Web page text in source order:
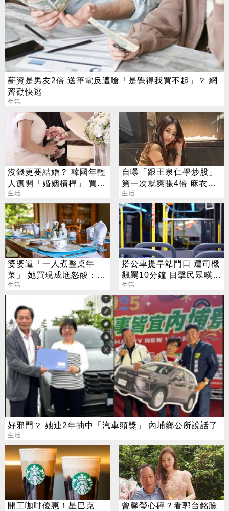
薪資是男友2倍 送筆電反遭嗆「是覺得我買不起」？ 網
齊勸快逃
生活
沒錢更要結婚？ 韓國年輕
人瘋開「婚姻槓桿」 買房
拚翻轉階級
生活
自曝「跟王泉仁學炒股」
第一次就爽賺4倍 麻衣：
感謝指導
生活
婆婆逼「一人煮整桌年
菜」 她買現成尪怒酸：娶
妳不是來偷懶
生活
搭公車提早站門口 遭司機
飆罵10分鐘 目擊民眾嘆：
惹不起的存在
生活
好邪門？ 她連2年抽中「汽車頭獎」 內埔鄉公所說話了
生活
開工咖啡優惠！星巴克
曾馨瑩心碎？看郭台銘臉